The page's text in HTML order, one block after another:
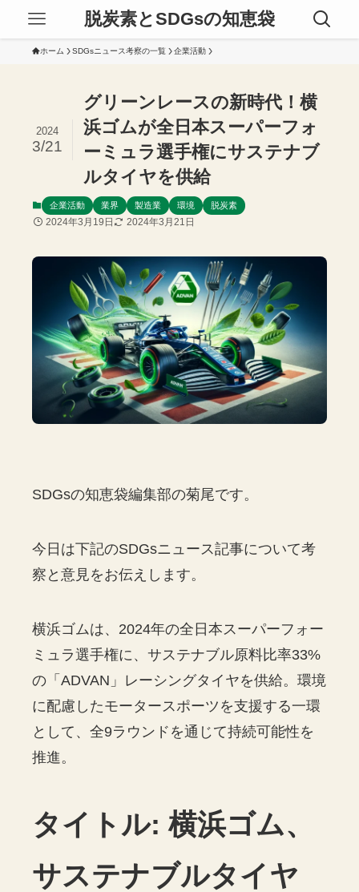
脱炭素とSDGsの知恵袋
ホーム SDGsニュース考察の一覧 企業活動
グリーンレースの新時代！横
浜ゴムが全日本スーパーフォ
ーミュラ選手権にサステナブ
ルタイヤを供給
2024
3/21
企業活動 業界 製造業 環境 脱炭素
2024年3月19日 2024年3月21日
SDGsの知恵袋編集部の菊尾です。
今日は下記のSDGsニュース記事について考
察と意見をお伝えします。
横浜ゴムは、2024年の全日本スーパーフォー
ミュラ選手権に、サステナブル原料比率33%
の「ADVAN」レーシングタイヤを供給。環境
に配慮したモータースポーツを支援する一環
として、全9ラウンドを通じて持続可能性を
推進。
タイトル: 横浜ゴム、
サステナブルタイヤ